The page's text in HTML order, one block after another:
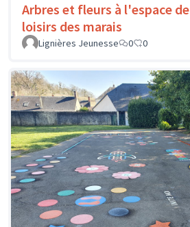
Arbres et fleurs à l'espace de
loisirs des marais
Lignières Jeunesse
0 0